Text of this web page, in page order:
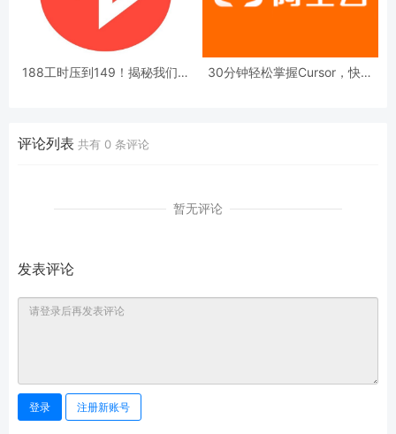
188工时压到149！揭秘我们如
30分钟轻松掌握Cursor，快速
评论列表 共有 0 条评论
暂无评论
发表评论
登录 注册新账号